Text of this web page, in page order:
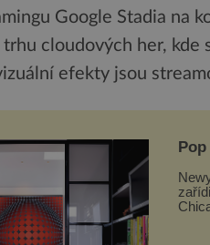
Google Stadia na
cloudových her,
efekty jsou